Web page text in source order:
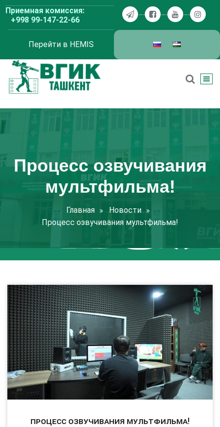
Перейти
содержимому
Приемная комиссия:
+998 99-147-22-66
Перейти в HEMIS
Процесс озвучивания
мультфильма!
Главная
Новости
Процесс озвучивания мультфильма!
Процесс озвучивания мультфильма!